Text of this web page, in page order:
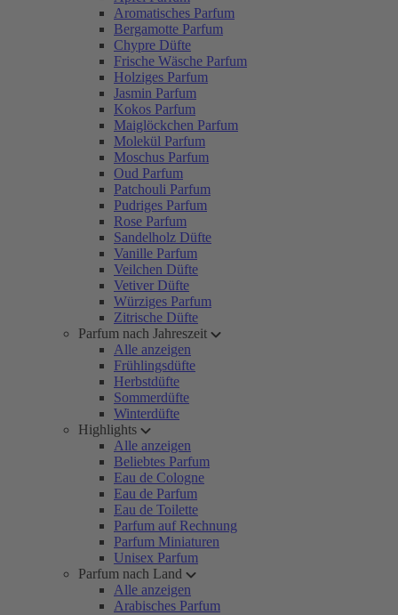
Aromatisches Parfum
Bergamotte Parfum
Chypre Düfte
Frische Wäsche Parfum
Holziges Parfum
Jasmin Parfum
Kokos Parfum
Maiglöckchen Parfum
Molekül Parfum
Moschus Parfum
Oud Parfum
Patchouli Parfum
Pudriges Parfum
Rose Parfum
Sandelholz Düfte
Vanille Parfum
Veilchen Düfte
Vetiver Düfte
Würziges Parfum
Zitrische Düfte
Parfum nach Jahreszeit
Alle anzeigen
Frühlingsdüfte
Herbstdüfte
Sommerdüfte
Winterdüfte
Highlights
Alle anzeigen
Beliebtes Parfum
Eau de Cologne
Eau de Parfum
Eau de Toilette
Parfum auf Rechnung
Parfum Miniaturen
Unisex Parfum
Parfum nach Land
Alle anzeigen
Arabisches Parfum